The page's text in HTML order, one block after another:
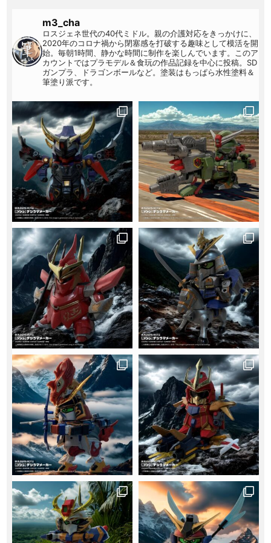
m3_cha
ロスジェネ世代の40代ミドル。親の介護対応をきっかけに、
2020年のコロナ禍から閉塞感を打破する趣味として模活を開
始。毎朝1時間、静かな時間に制作を楽しんでいます。このア
カウントではプラモデル＆食玩の作品記録を中心に投稿。SD
ガンプラ、ドラゴンボールなど。塗装はもっぱら水性塗料＆
筆塗り派です。